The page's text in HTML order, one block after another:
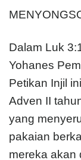
Dalam Luk
Yohanes
Petikan Injil
Adven II
yang
pakaian
mereka akan